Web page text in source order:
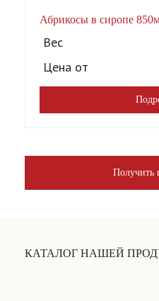
Абрикосы в сиропе
Вес
Цена от
Получить
КАТАЛОГ НАШЕЙ